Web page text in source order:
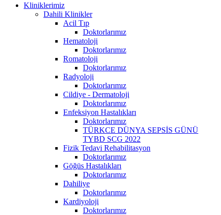
Kliniklerimiz
Dahili Klinikler
Acil Tıp
Doktorlarımız
Hematoloji
Doktorlarımız
Romatoloji
Doktorlarımız
Radyoloji
Doktorlarımız
Cildiye - Dermatoloji
Doktorlarımız
Enfeksiyon Hastalıkları
Doktorlarımız
TÜRKCE DÜNYA SEPSİS GÜNÜ
TYBD SCG 2022
Fizik Tedavi Rehabilitasyon
Doktorlarımız
Göğüs Hastalıkları
Doktorlarımız
Dahiliye
Doktorlarımız
Kardiyoloji
Doktorlarımız